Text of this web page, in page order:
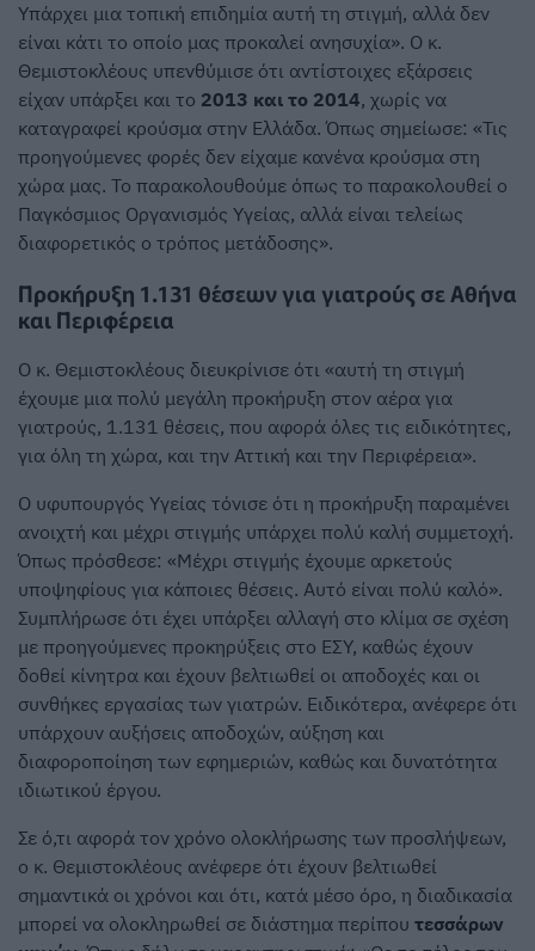
Υπάρχει μια τοπική επιδημία αυτή τη στιγμή, αλλά δεν
είναι κάτι το οποίο μας προκαλεί ανησυχία». Ο κ.
Θεμιστοκλέους υπενθύμισε ότι αντίστοιχες εξάρσεις
είχαν υπάρξει και το 2013 και το 2014, χωρίς να
καταγραφεί κρούσμα στην Ελλάδα. Όπως σημείωσε: «Τις
προηγούμενες φορές δεν είχαμε κανένα κρούσμα στη
χώρα μας. Το παρακολουθούμε όπως το παρακολουθεί ο
Παγκόσμιος Οργανισμός Υγείας, αλλά είναι τελείως
διαφορετικός ο τρόπος μετάδοσης».
Προκήρυξη 1.131 θέσεων για γιατρούς σε Αθήνα
και Περιφέρεια
Ο κ. Θεμιστοκλέους διευκρίνισε ότι «αυτή τη στιγμή
έχουμε μια πολύ μεγάλη προκήρυξη στον αέρα για
γιατρούς, 1.131 θέσεις, που αφορά όλες τις ειδικότητες,
για όλη τη χώρα, και την Αττική και την Περιφέρεια».
Ο υφυπουργός Υγείας τόνισε ότι η προκήρυξη παραμένει
ανοιχτή και μέχρι στιγμής υπάρχει πολύ καλή συμμετοχή.
Όπως πρόσθεσε: «Μέχρι στιγμής έχουμε αρκετούς
υποψηφίους για κάποιες θέσεις. Αυτό είναι πολύ καλό».
Συμπλήρωσε ότι έχει υπάρξει αλλαγή στο κλίμα σε σχέση
με προηγούμενες προκηρύξεις στο ΕΣΥ, καθώς έχουν
δοθεί κίνητρα και έχουν βελτιωθεί οι αποδοχές και οι
συνθήκες εργασίας των γιατρών. Ειδικότερα, ανέφερε ότι
υπάρχουν αυξήσεις αποδοχών, αύξηση και
διαφοροποίηση των εφημεριών, καθώς και δυνατότητα
ιδιωτικού έργου.
Σε ό,τι αφορά τον χρόνο ολοκλήρωσης των προσλήψεων,
ο κ. Θεμιστοκλέους ανέφερε ότι έχουν βελτιωθεί
σημαντικά οι χρόνοι και ότι, κατά μέσο όρο, η διαδικασία
μπορεί να ολοκληρωθεί σε διάστημα περίπου τεσσάρων